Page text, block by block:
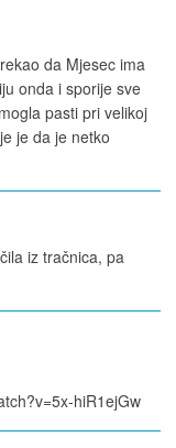
da Mjesec ima
onda i sporije sve
pasti pri velikoj
je da je netko
iz tračnica, pa
hiR1ejGw